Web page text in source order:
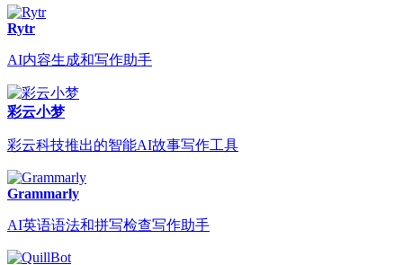
Rytr
AI内容生成和写作助手
彩云小梦
彩云科技推出的智能AI故事写作工具
Grammarly
AI英语语法和拼写检查写作助手